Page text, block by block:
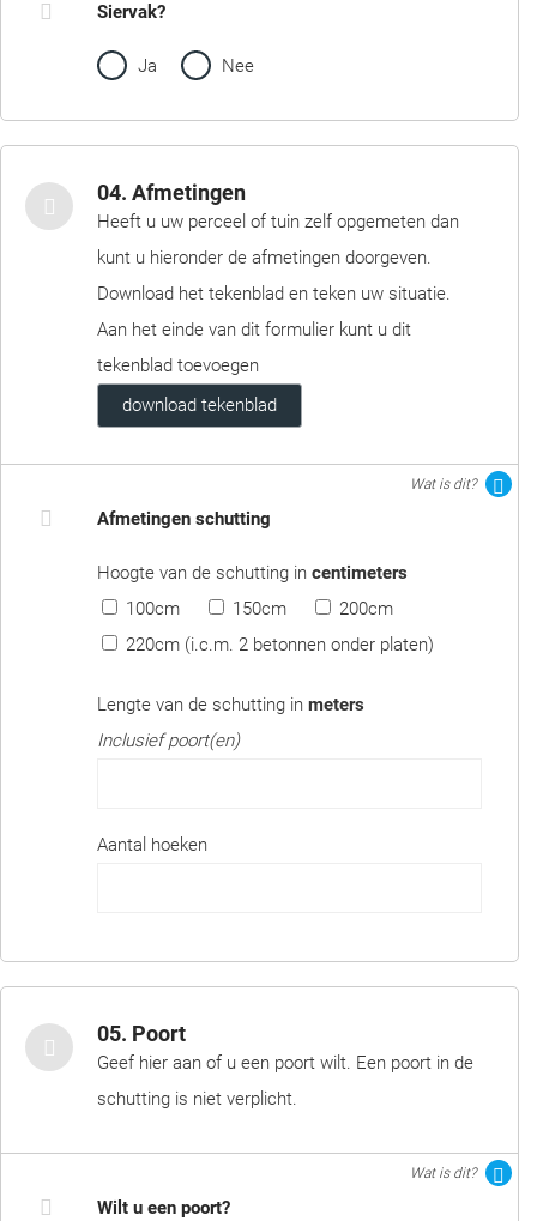
Siervak?
Ja Nee
04. Afmetingen
Heeft u uw perceel of tuin zelf opgemeten dan
kunt u hieronder de afmetingen doorgeven.
Download het tekenblad en teken uw situatie.
Aan het einde van dit formulier kunt u dit
tekenblad toevoegen
download tekenblad
Wat is dit?
Afmetingen schutting
Hoogte van de schutting in centimeters
100cm
150cm
200cm
220cm (i.c.m. 2 betonnen onder platen)
Lengte van de schutting in meters
Inclusief poort(en)
Aantal hoeken
05. Poort
Geef hier aan of u een poort wilt. Een poort in de
schutting is niet verplicht.
Wat is dit?
Wilt u een poort?